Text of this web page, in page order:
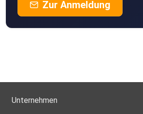
Zur Anmeldung
Unternehmen